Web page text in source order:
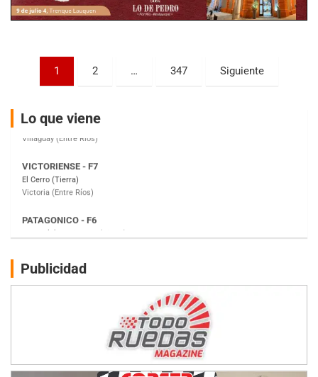
Paginación
entradas
1 2 … 347 Siguiente
Lo que viene
Ciudad de Trenque Lauquen (Asfalto)
Trenque Lauquen (Buenos Aires)
Villaguay (Entre Ríos)
El Cerro (Tierra)
Victoria (Entre Ríos)
Moto Club Reginense (Tierra)
Gral. E. Godoy (Río Negro)
Juventud Unida (Tierra)
NORESTE SANTAFESINO - F6
Ciudad de Avellaneda (Asfalto)
José Samuel Sánchez (Tierra)
TUCUMANO - F5
Publicidad